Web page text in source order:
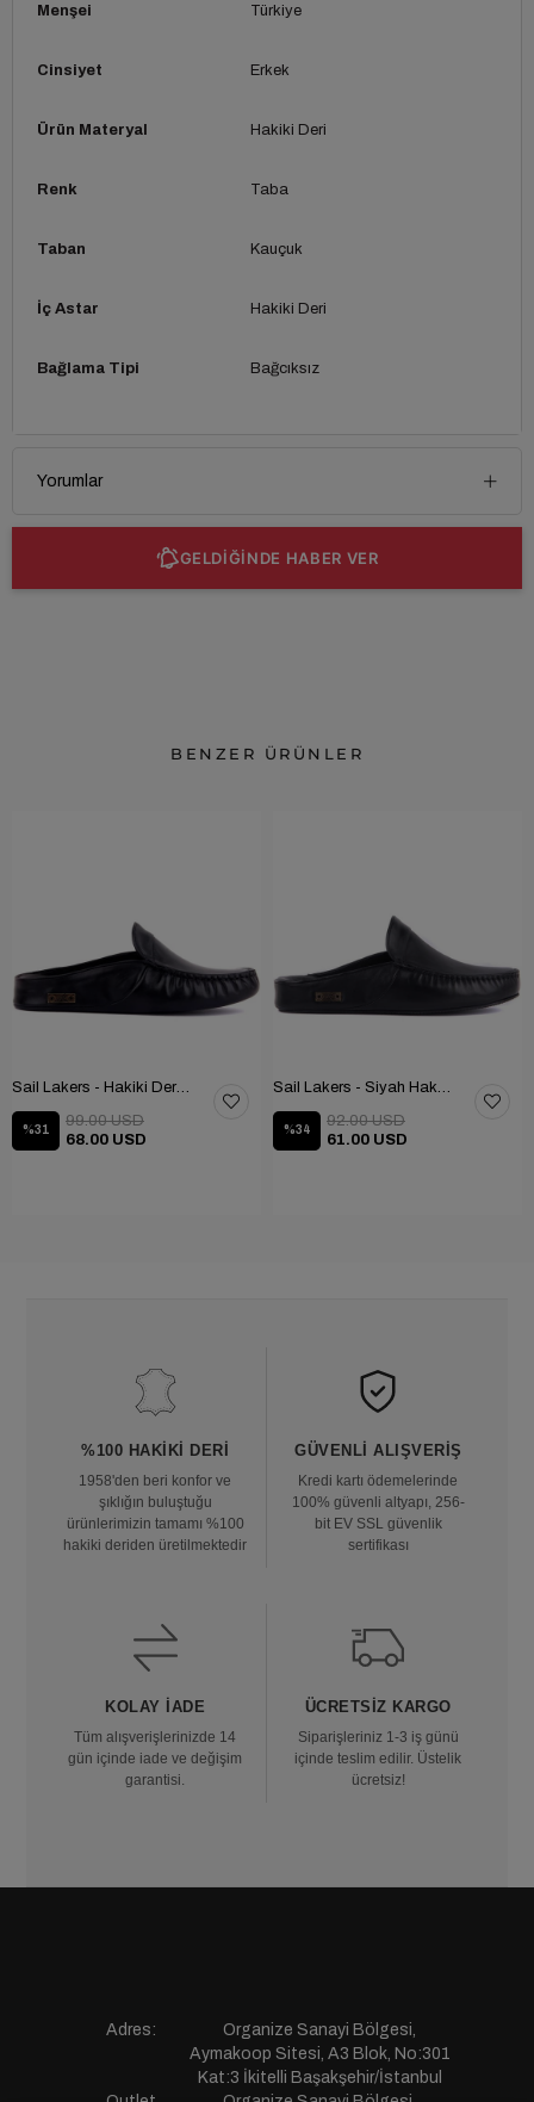
Menşei Türkiye
Cinsiyet Erkek
Ürün Materyal Hakiki Deri
Renk Taba
Taban Kauçuk
İç Astar Hakiki Deri
Bağlama Tipi Bağcıksız
Yorumlar
GELDİĞİNDE HABER VER
BENZER ÜRÜNLER
%31
68.00 USD
99.00 USD
%34
61.00 USD
92.00 USD
%100 HAKIKI DERI
1958'den beri konfor ve
şıklığın buluştuğu
ürünlerimizin tamamı %100
hakiki deriden üretilmektedir
GÜVENLI ALIŞVERIŞ
Kredi kartı ödemelerinde
100% güvenli altyapı, 256-
bit EV SSL güvenlik
sertifikası
KOLAY İADE
Tüm alışverişlerinizde 14
gün içinde iade ve değişim
garantisi.
ÜCRETSIZ KARGO
Siparişleriniz 1-3 iş günü
içinde teslim edilir. Üstelik
ücretsiz!
Adres:
Organize Sanayi Bölgesi,
Aymakoop Sitesi, A3 Blok, No:301
Kat:3 İkitelli Başakşehir/İstanbul